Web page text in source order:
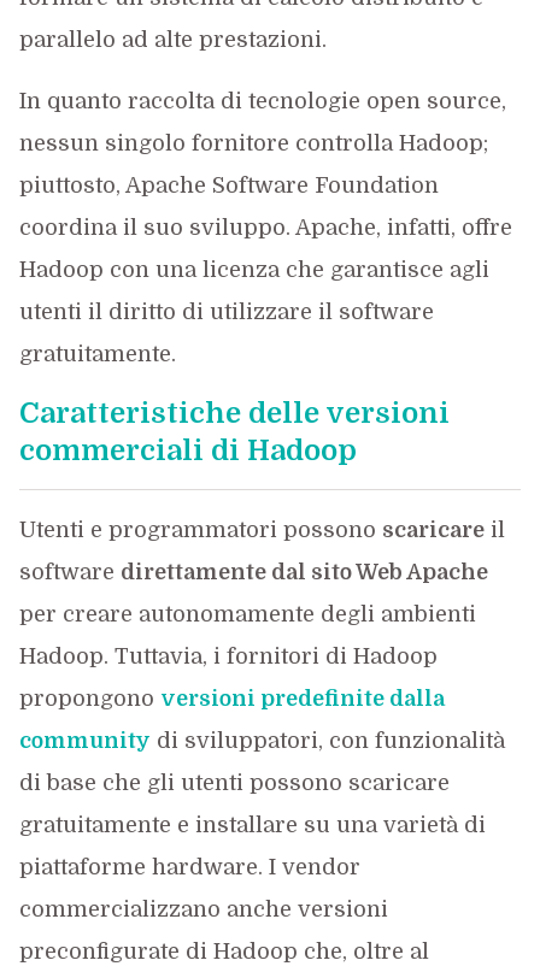
parallelo ad alte prestazioni.
In quanto raccolta di tecnologie open source,
nessun singolo fornitore controlla Hadoop;
piuttosto, Apache Software Foundation
coordina il suo sviluppo. Apache, infatti, offre
Hadoop con una licenza che garantisce agli
utenti il diritto di utilizzare il software
gratuitamente.
Caratteristiche delle versioni
commerciali di Hadoop
Utenti e programmatori possono scaricareil
software direttamente dal sito Web Apache
per creare autonomamente degli ambienti
Hadoop. Tuttavia, i fornitori di Hadoop
propongono versioni predefinite dalla
community di sviluppatori, con funzionalità
di base che gli utenti possono scaricare
gratuitamente e installare su una varietà di
piattaforme hardware. I vendor
commercializzano anche versioni
preconfigurate di Hadoop che, oltre al